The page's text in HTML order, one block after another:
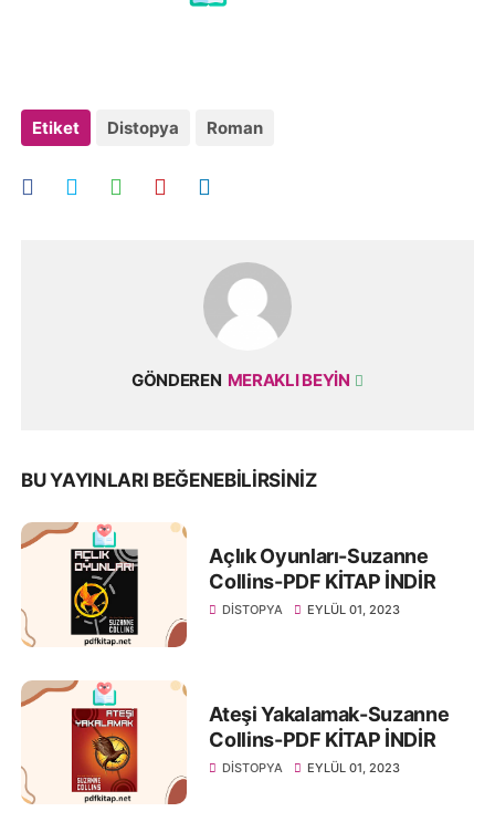
Etiket Distopya Roman
GÖNDEREN MERAKLI BEYIN
BU YAYINLARI BEĞENEBILIRSINIZ
Açlık Oyunları-Suzanne
Collins-PDF KİTAP İNDİR
DISTOPYA EYLÜL 01, 2023
Ateşi Yakalamak-Suzanne
Collins-PDF KİTAP İNDİR
DISTOPYA EYLÜL 01, 2023